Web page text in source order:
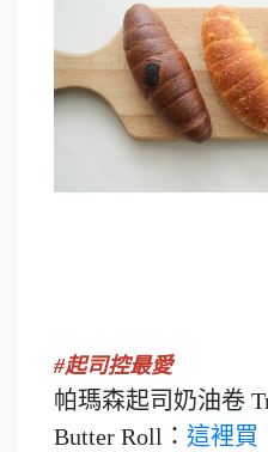
#起司控最愛
帕瑪森起司奶油卷
Butter Roll： 這裡買